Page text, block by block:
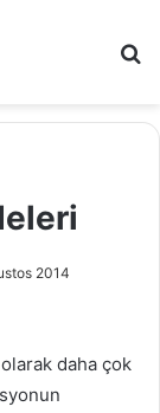
2014
daha çok